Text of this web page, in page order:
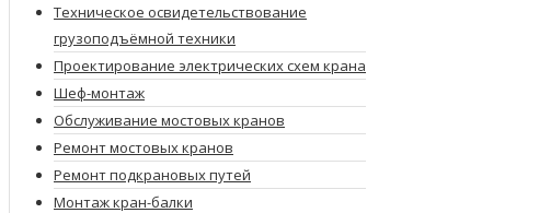
Техническое освидетельствование
грузоподъёмной техники
Проектирование электрических схем крана
Шеф-монтаж
Обслуживание мостовых кранов
Ремонт мостовых кранов
Ремонт подкрановых путей
Монтаж кран-балки